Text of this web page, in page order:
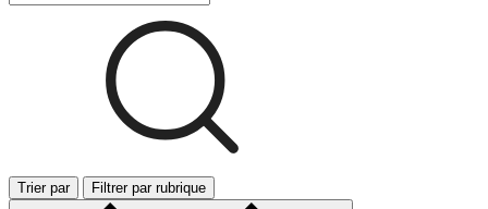
Trier par Filtrer par rubrique